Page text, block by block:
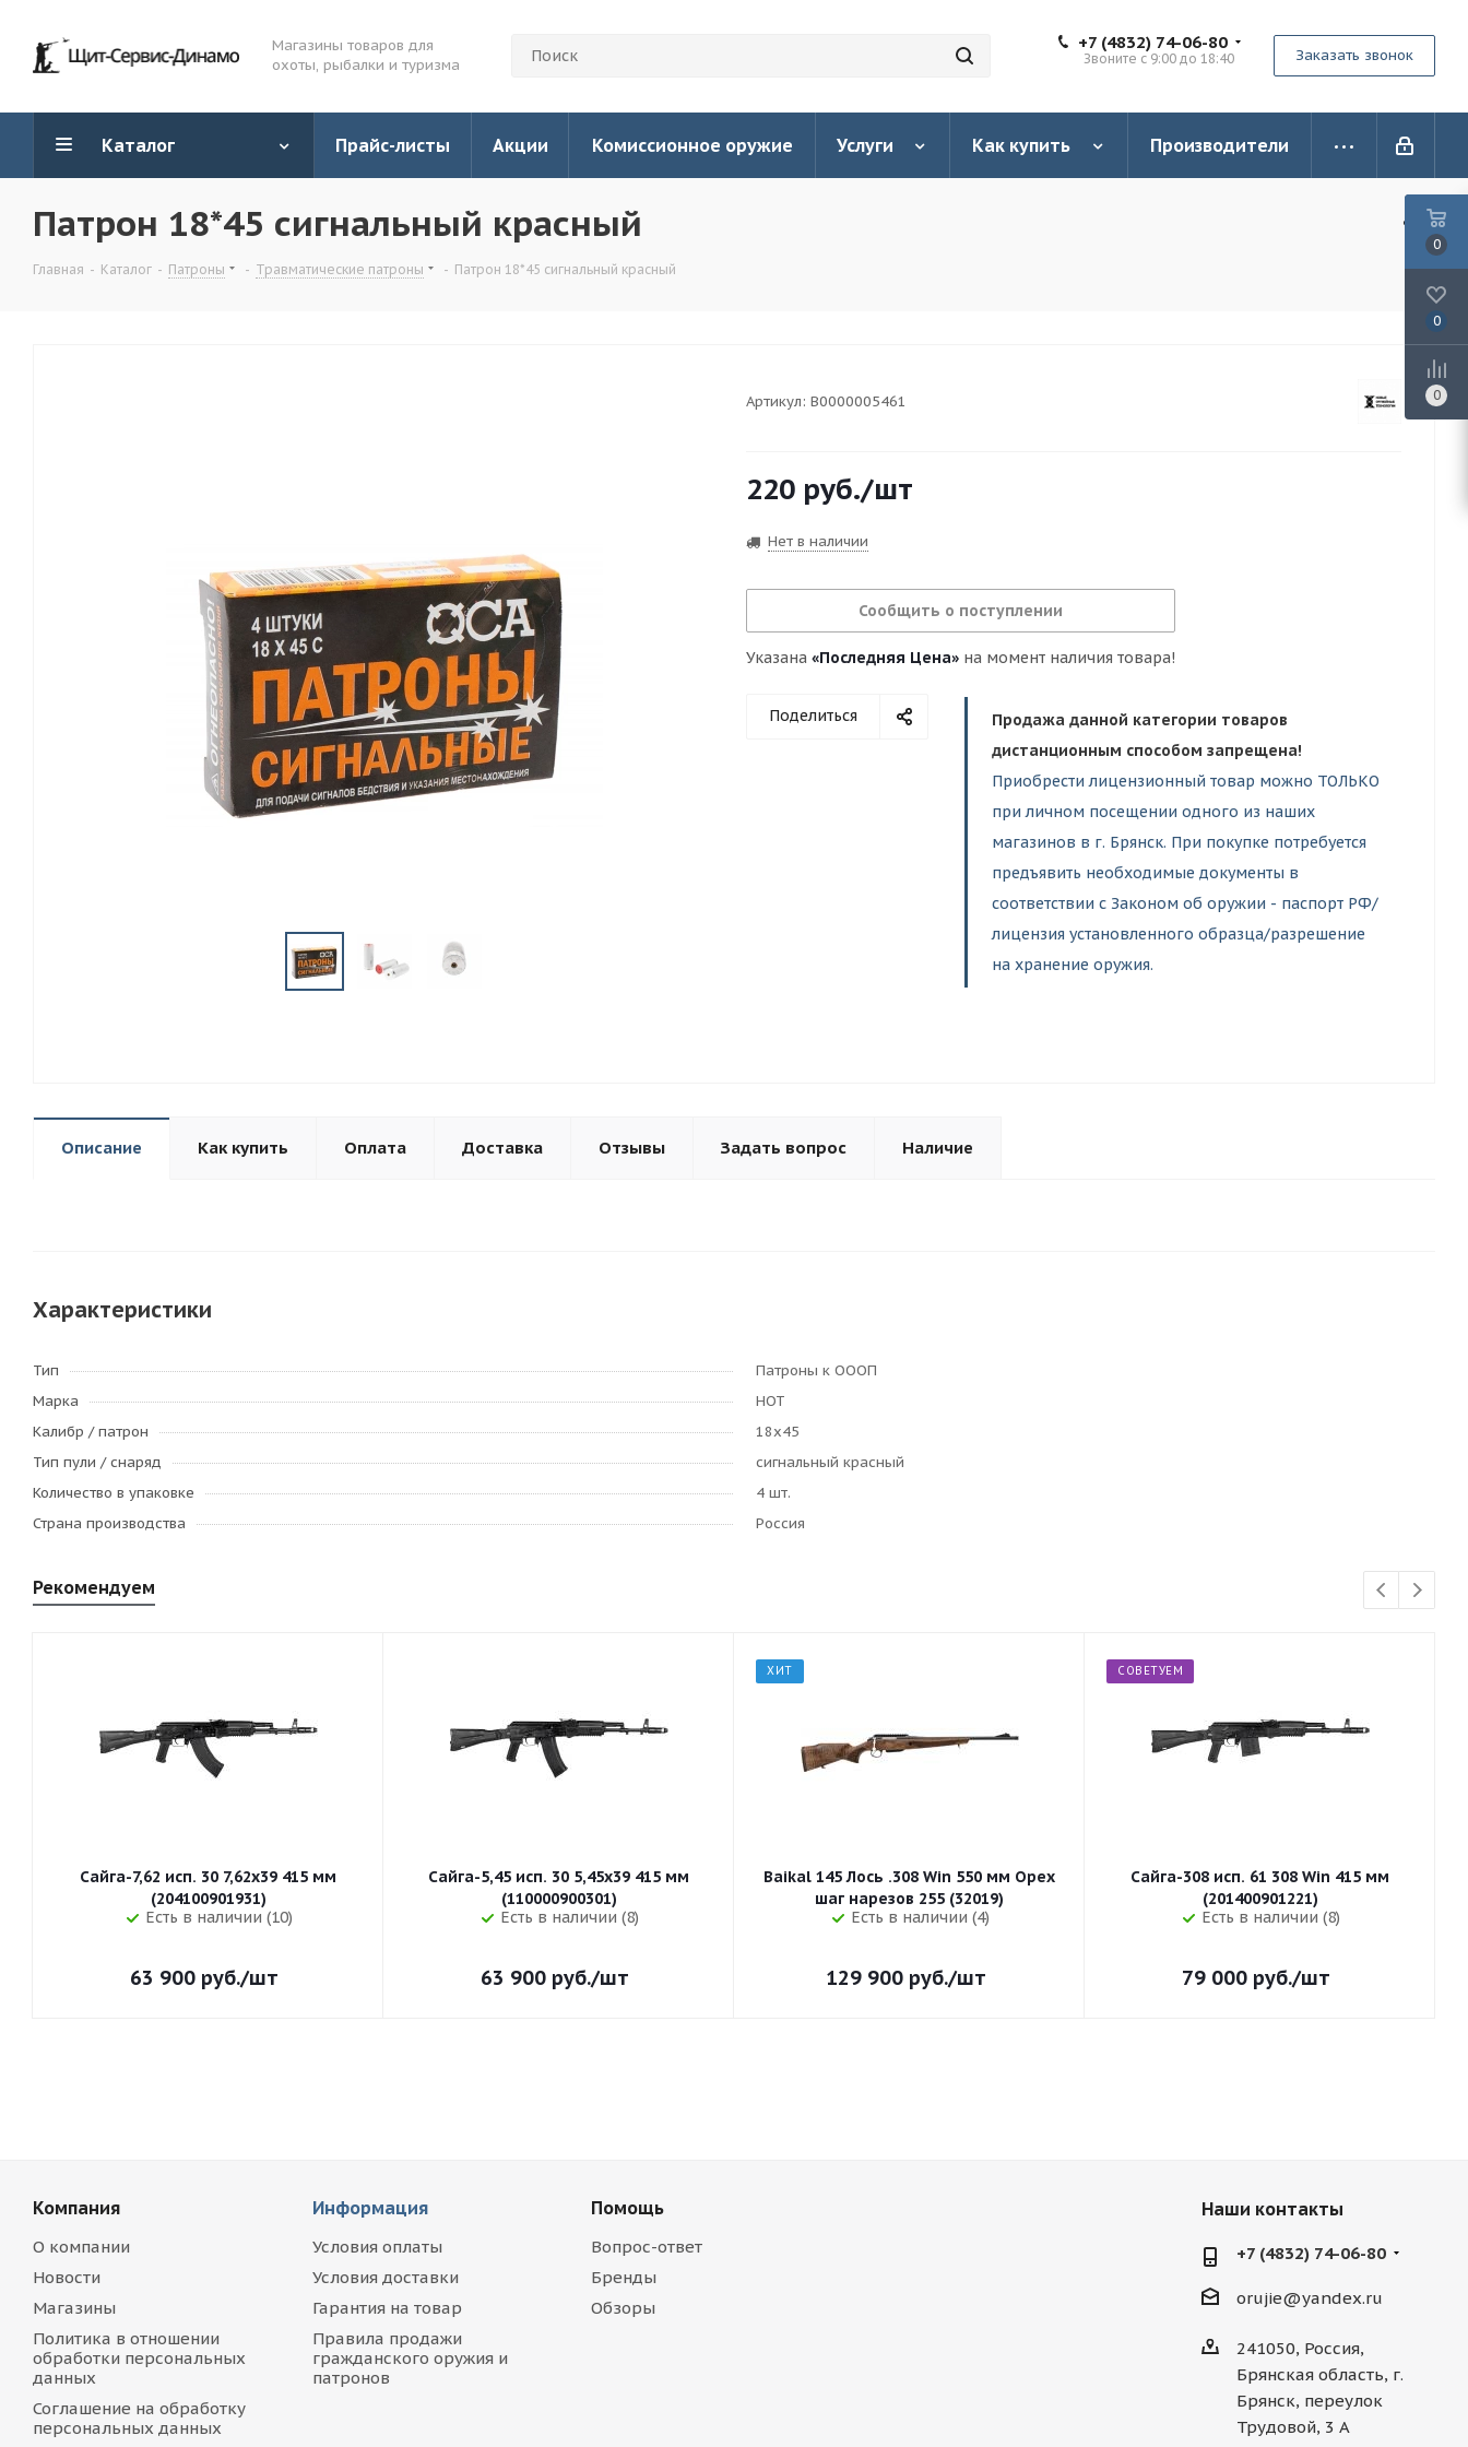
Магазины товаров для
охоты, рыбалки и туризма
+7 (4832) 74-06-80
Звоните с 9:00 до 18:40 Заказать звонок
Каталог Прайс-листы Акции Комиссионное оружие Услуги Как купить Производители
Патрон 18*45 сигнальный красный
Главная - Каталог - Патроны - Травматические патроны - Патрон 18*45 сигнальный красный
Артикул: В0000005461
220 руб./шт
Нет в наличии
Сообщить о поступлении
Указана «Последняя Цена» на момент наличия товара!
Поделиться
Продажа данной категории товаров
дистанционным способом запрещена!
Приобрести лицензионный товар можно ТОЛЬКО
при личном посещении одного из наших
магазинов в г. Брянск. При покупке потребуется
предъявить необходимые документы в
соответствии с Законом об оружии - паспорт РФ/
лицензия установленного образца/разрешение
на хранение оружия.
Описание Как купить Оплата Доставка Отзывы Задать вопрос Наличие
Характеристики
Тип
Патроны к ОООП
Марка
НОТ
Калибр / патрон
18х45
Тип пули / cнаряд
сигнальный красный
Количество в упаковке
4 шт.
Страна производства
Россия
Рекомендуем
Сайга-7,62 исп. 30 7,62x39 415 мм
(204100901931)
Есть в наличии (10)
63 900 руб./шт
Сайга-5,45 исп. 30 5,45x39 415 мм
(110000900301)
Есть в наличии (8)
63 900 руб./шт
ХИТ
Baikal 145 Лось .308 Win 550 мм Орех
шаг нарезов 255 (32019)
Есть в наличии (4)
129 900руб./шт
СОВЕТУЕМ
Сайга-308 исп. 61 308 Win 415 мм
(201400901221)
Есть в наличии (8)
79 000 руб./шт
Компания
О компании
Новости
Магазины
Политика в отношении
обработки персональных
данных
Соглашение на обработку
персональных данных
Информация
Условия оплаты
Условия доставки
Гарантия на товар
Правила продажи
гражданского оружия и
патронов
Помощь
Вопрос-ответ
Бренды
Обзоры
Наши контакты
+7 (4832) 74-06-80
orujie@yandex.ru
241050, Россия,
Брянская область, г.
Брянск, переулок
Трудовой, 3 А
0
0
0